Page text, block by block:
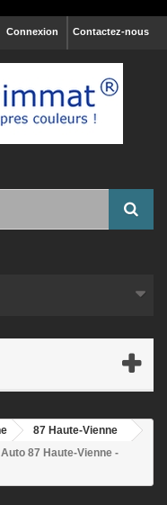
Contactez-nous
Connexion
87 Haute-Vienne
87 Haute-Vienne -